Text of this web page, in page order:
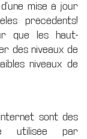
mise à jour
précédents!
que les haut-
des niveaux de
niveaux de
sont des
utilisée par